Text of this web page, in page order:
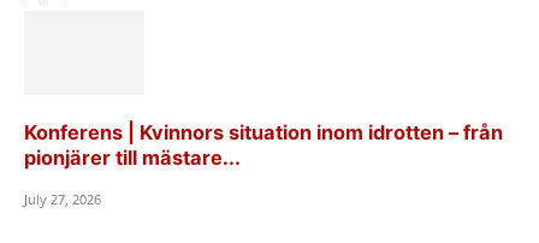
Konferens | Kvinnors situation inom idrotten – från
pionjärer till mästare...
July 27, 2026